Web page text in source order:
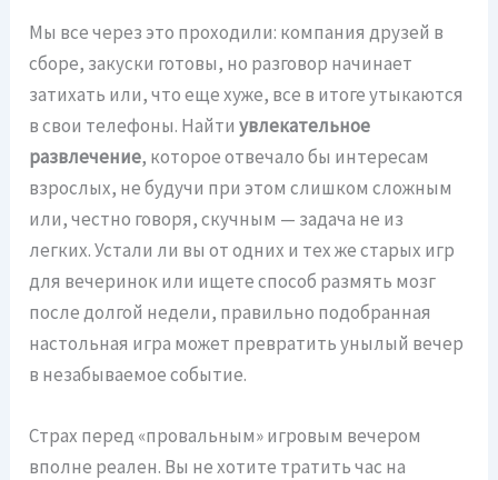
Мы все через это проходили: компания друзей в
сборе, закуски готовы, но разговор начинает
затихать или, что еще хуже, все в итоге утыкаются
в свои телефоны. Найтиувлекательное
развлечение, которое отвечало бы интересам
взрослых, не будучи при этом слишком сложным
или, честно говоря, скучным — задача не из
легких. Устали ли вы от одних и тех же старых игр
для вечеринок или ищете способ размять мозг
после долгой недели, правильно подобранная
настольная игра может превратить унылый вечер
в незабываемое событие.
Страх перед «провальным» игровым вечером
вполне реален. Вы не хотите тратить час на